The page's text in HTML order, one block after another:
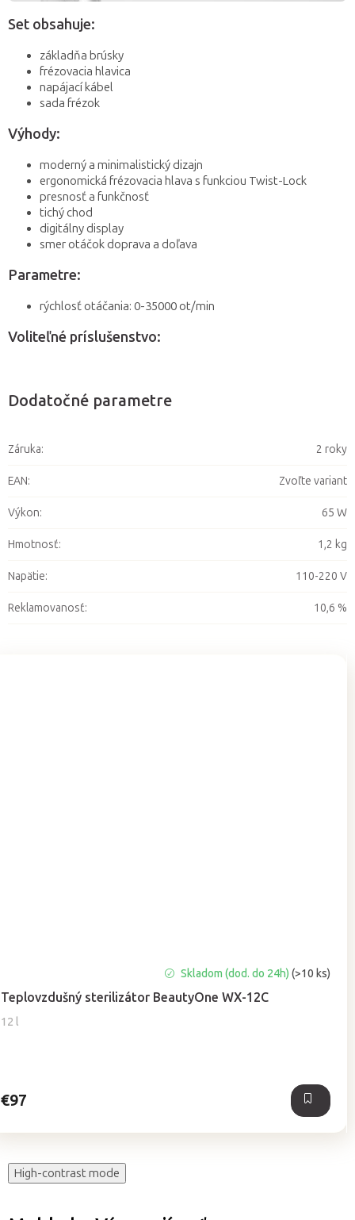
Teplovzdušný sterilizátor BeautyOne WX-12C
12 l
hodnotenie
produktu
je
Skladom (dod. do 24h)(>10 ks)
€97
Set obsahuje:
základňa brúsky
frézovacia hlavica
napájací kábel
sada frézok
Výhody:
moderný a minimalistický dizajn
ergonomická frézovacia hlava s funkciou Twist-Lock
presnosť a funkčnosť
tichý chod
digitálny display
smer otáčok doprava a doľava
Parametre:
rýchlosť otáčania: 0-35000 ot/min
Voliteľné príslušenstvo:
Dodatočné parametre
Záruka: 2 roky
EAN: Zvoľte variant
Výkon: 65 W
Hmotnosť: 1,2 kg
Napätie: 110-220 V
Reklamovanosť: 10,6 %
High-contrast mode